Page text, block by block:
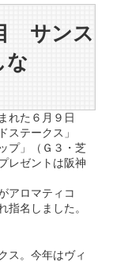
サンス
な
れた６月９日
ステークス」
プ」（Ｇ３・芝
レゼントは阪神
アロマティコ
指名しました。
ス。今年はヴィ